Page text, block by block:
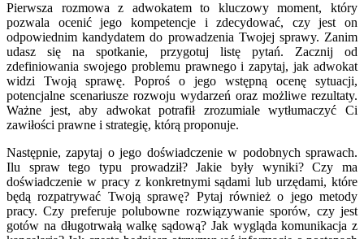
Pierwsza rozmowa z adwokatem to kluczowy moment, który
pozwala ocenić jego kompetencje i zdecydować, czy jest on
odpowiednim kandydatem do prowadzenia Twojej sprawy. Zanim
udasz się na spotkanie, przygotuj listę pytań. Zacznij od
zdefiniowania swojego problemu prawnego i zapytaj, jak adwokat
widzi Twoją sprawę. Poproś o jego wstępną ocenę sytuacji,
potencjalne scenariusze rozwoju wydarzeń oraz możliwe rezultaty.
Ważne jest, aby adwokat potrafił zrozumiale wytłumaczyć Ci
zawiłości prawne i strategię, którą proponuje.
Następnie, zapytaj o jego doświadczenie w podobnych sprawach.
Ilu spraw tego typu prowadził? Jakie były wyniki? Czy ma
doświadczenie w pracy z konkretnymi sądami lub urzędami, które
będą rozpatrywać Twoją sprawę? Pytaj również o jego metody
pracy. Czy preferuje polubowne rozwiązywanie sporów, czy jest
gotów na długotrwałą walkę sądową? Jak wygląda komunikacja z